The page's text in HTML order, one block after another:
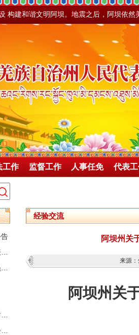
构建和谐文明阿坝。地震之后，阿坝依然
工作 监督工作 人事任免 代表
经验交流
阿坝州关
来源
阿坝州关